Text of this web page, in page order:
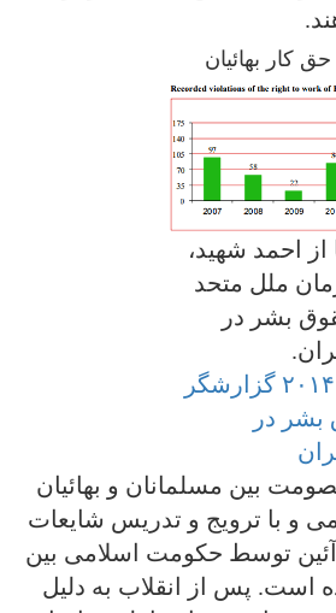
کار بهائیان
از احمد شهید،
ملل متحد
بشر در
گزارش اکتبر ۲۰۱۴ گزارشگر
بشر در
بین مسلمانان و بهائیان
و با ترویج و تدریس شایعات
آئین توسط حکومت اسلامی بین
است. پس از انقلاب به دلیل